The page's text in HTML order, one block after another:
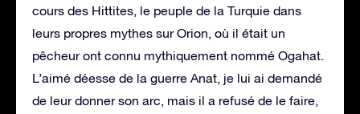
cours des Hittites, le peuple de la Turquie dans
leurs propres mythes sur Orion, où il était un
pêcheur ont connu mythiquement nommé Ogahat.
L’aimé déesse de la guerre Anat, je lui ai demandé
de leur donner son arc, mais il a refusé de le faire,